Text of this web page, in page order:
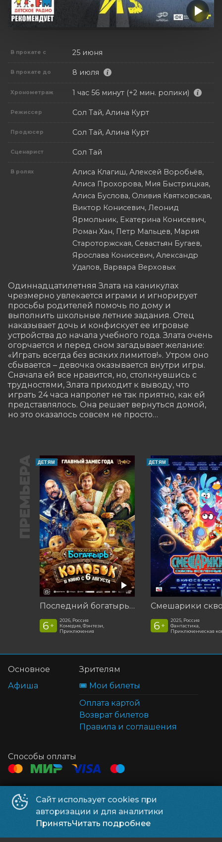
В прокате с 25 июня
В прокате до 8 июля
Хронометраж 1 час 56 минут (+2 мин. ролики)
Режиссер Сол Тай, Алина Курт
Продюсер Сол Тай, Алина Курт
Сценарист Сол Тай
В ролях
Алиса Клагиш, Алексей Воробьёв,
Алиса Прохорова, Мия Быстрицкая,
Алиса Буслова, Оливия Квятковская,
Виктор Конисевич, Леонид
Ярмольник, Екатерина Конисевич,
Роман Хан, Петр Мальцев, Мария
Староторжская, Севастьян Бугаев,
Ярослава Конисевич, Александр
Удалов, Варвара Верховых
Одиннадцатилетняя Злата на каникулах
чрезмерно увлекается играми и игнорирует
просьбы родителей помочь по дому и
выполнить школьные летние задания. Отец
наказывает дочь и конфискует ее игровые
устройства до начала учебного года. Злата очень
огорчается и перед сном загадывает желание:
«Играть всегда без всяких лимитов!». Утром оно
сбывается – девочка оказывается внутри игры.
Сначала ей все нравится, но, столкнувшись с
трудностями, Злата приходит к выводу, что
играть 24 часа напролет не так приятно, как ей
представлялось. Она решает вернуться домой,
но это оказалось совсем не просто…
ПРЕМЬЕРА ДЕТЯМ
Последний богатырь. Колобок
6 +
2026, Россия
Комедия, Фэнтези,
Приключения
ДЕТЯМ
6 +
2025, Россия
Фантастика,
Приключенческая
Сайт использует cookies при
авторизации и для аналитики
ПринятьЧитать подробнее
Основное
Афиша
Зрителям
🎟️ Мои билеты
Оплата картой
Возврат билетов
Правила и соглашения
Способы оплаты
Контакты
ТЦ Клён
+7 914 322-70-60
ТЦ Мега +7 914 689-28-11